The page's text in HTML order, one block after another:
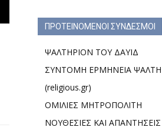
ΠΡΟΤΕΙΝΟΜΕΝΟΙ ΣΥΝΔΕΣΜΟΙ
ΨΑΛΤΗΡΙΟΝ ΤΟΥ ΔΑΥΙΔ
ΣΥΝΤΟΜΗ ΕΡΜΗΝΕΙΑ
(religious.gr)
ΟΜΙΛΙΕΣ ΜΗΤΡΟΠΟΛΙΤΗ
ΝΟΥΘΕΣΙΕΣ ΚΑΙ ΑΠΑΝΤΗΣΕΙΣ